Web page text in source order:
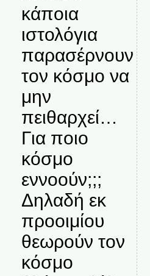
κάποια
ιστολόγια
παρασέρνουν
τον κόσμο να
μην
πειθαρχεί…
Για ποιο
κόσμο
εννοούν;;;
Δηλαδή εκ
προοιμίου
θεωρούν τον
κόσμο